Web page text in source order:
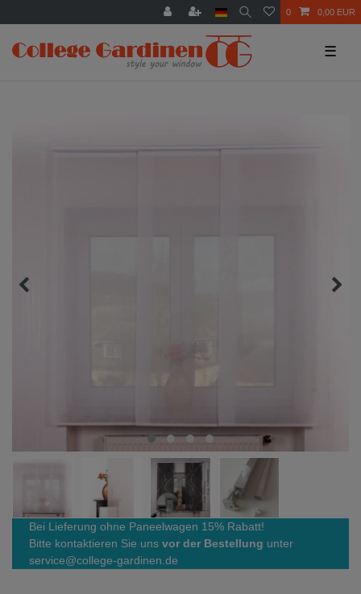
0 0,00 EUR
☰
Bei Lieferung ohne Paneelwagen 15% Rabatt!
Bitte kontaktieren Sie uns vor der Bestellung unter
service@college-gardinen.de